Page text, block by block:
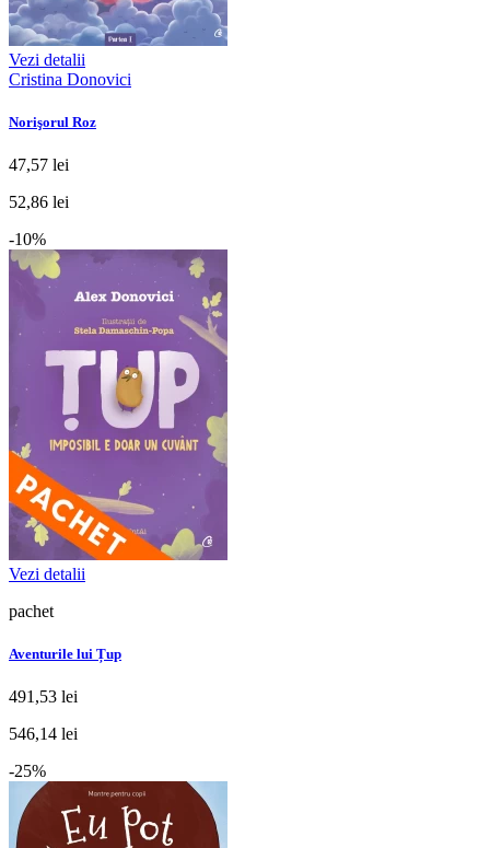
Vezi detalii
Cristina Donovici
Norişorul Roz
47,57 lei
52,86 lei
-10%
Vezi detalii
pachet
Aventurile lui Țup
491,53 lei
546,14 lei
-25%